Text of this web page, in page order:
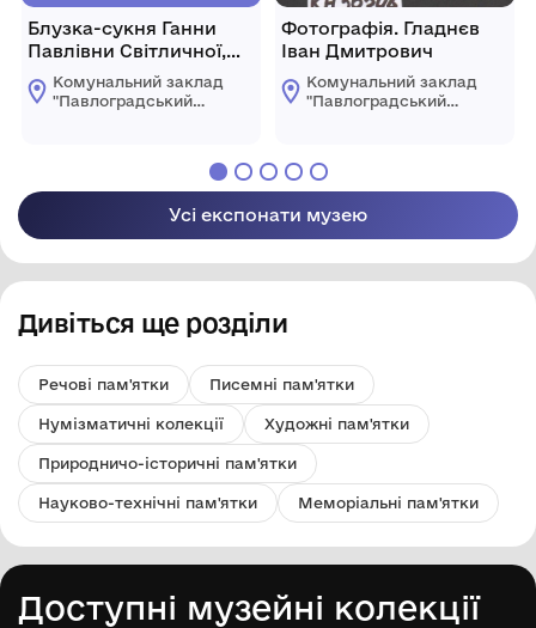
Блузка-сукня Ганни
Павлівни Світличної,
павлоградської
поетеси
Комунальний заклад
"Павлоградський
Фотографія. Гладнєв
Іван Дмитрович
Комунальний заклад
"Павлоградський
міської ради
Усі експонати музею
Дивіться ще розділи
Речові пам'ятки Писемні пам'ятки
Нумізматичні колекції Художні пам'ятки
Природничо-історичні пам'ятки
Науково-технічні пам'ятки Меморіальні пам'ятки
Доступні музейні колекції